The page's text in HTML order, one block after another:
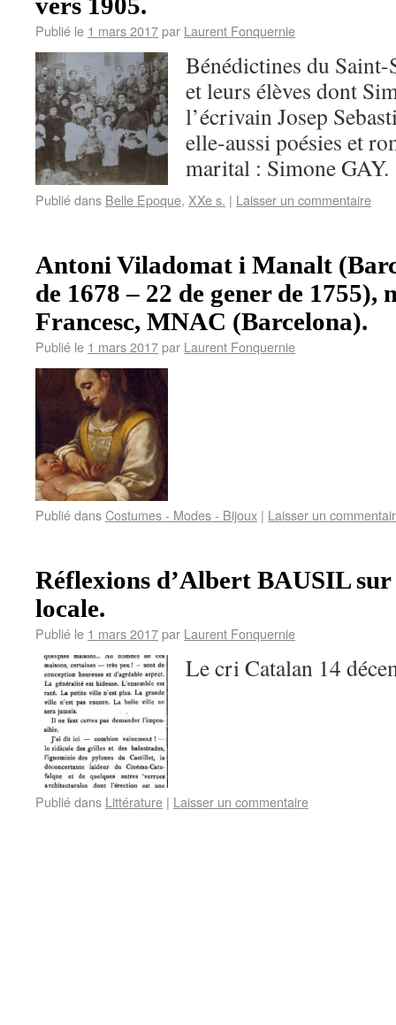
vers 1905.
Publié le 1 mars 2017par Laurent Fonquernie
Bénédictines du
et leurs élèves dont
l’écrivain Josep
elle-aussi poésies et
marital : Simone
Publié dans Belle Epoque, XXe s. | Laisser un commentaire
Antoni Viladomat i Manalt
de 1678 – 22 de gener de 1755),
Francesc, MNAC (Barcelona).
Publié le 1 mars 2017par Laurent Fonquernie
Publié dansCostumes - Modes - Bijoux | Laisser un
Réflexions d’Albert BAUSIL
locale.
Publié le 1 mars 2017par Laurent Fonquernie
Le cri Catalan 14
Publié dans Littérature | Laisser un commentaire